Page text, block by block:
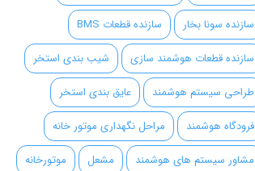
سازنده سونا بخار
سازنده قطعات BMS
سازنده قطعات هوشمند سازی
شیب بندی استخر
طراحی سیستم هوشمند
عایق بندی استخر
فرودگاه هوشمند
مراحل نگهداری موتور خانه
مشاور سیستم های هوشمند
مشعل
موتورخانه